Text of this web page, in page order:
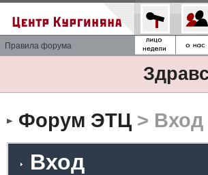
Правила форума
Форум ЭТЦ> Вход
Вход